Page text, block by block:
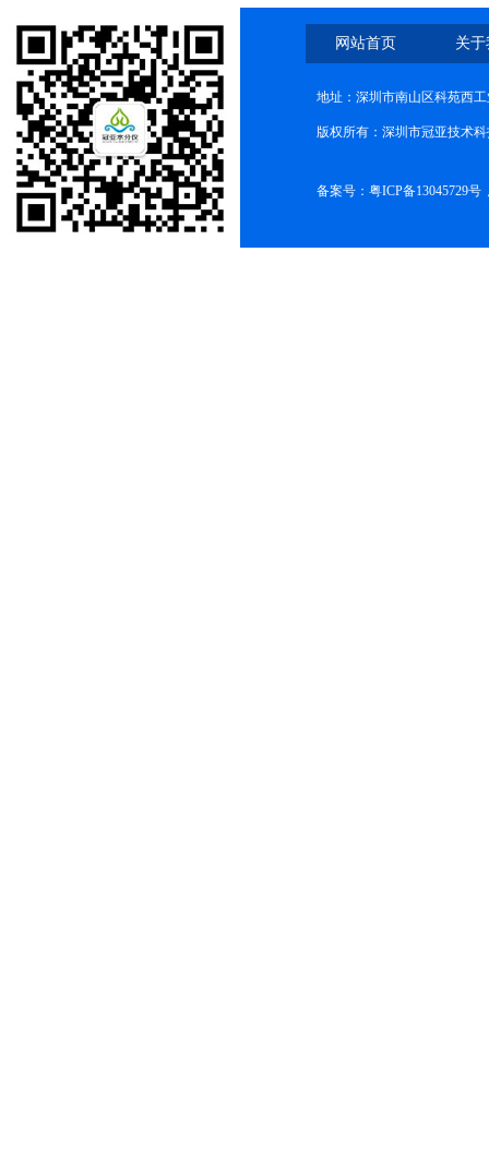
网站首页 关
地址：深圳市南山区科苑西
版权所有：深圳市冠亚技术
备案号： 粤ICP备13045729号